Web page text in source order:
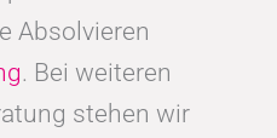
Absolvieren
. Bei weiteren
stehen wir